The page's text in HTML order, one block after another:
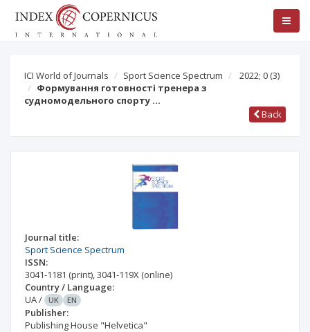
ICI World of Journals Sport Science Spectrum 2022; 0 (3)
Формування готовності тренера з
судномодельного спорту …
Back
Journal title:
Sport Science Spectrum
ISSN:
3041-1181 (print),3041-119X (online)
Country / Language:
UA/ UK EN
Publisher:
Publishing House "Helvetica"